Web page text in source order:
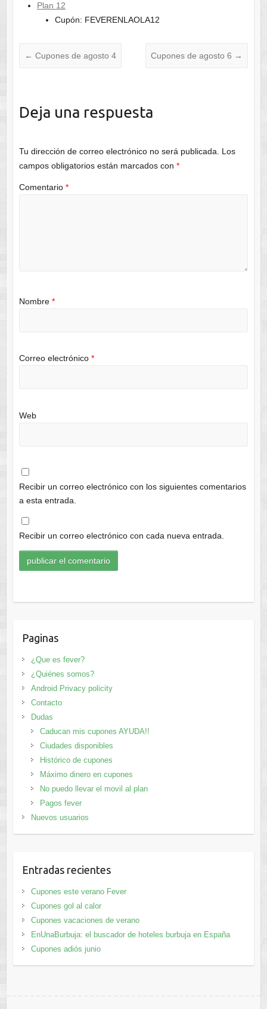
Plan 12
Cupón: FEVERENLAOLA12
← Cupones de agosto 4 Cupones de agosto 6 →
Deja una respuesta
Tu dirección de correo electrónico no será publicada. Los
campos obligatorios están marcados con *
Comentario *
Nombre *
Correo electrónico *
Web
Recibir un correo electrónico con los siguientes comentarios
a esta entrada.
Recibir un correo electrónico con cada nueva entrada.
Paginas
¿Que es fever?
¿Quiénes somos?
Android Privacy policity
Contacto
Dudas
Caducan mis cupones AYUDA!!
Ciudades disponibles
Histórico de cupones
Máximo dinero en cupones
No puedo llevar el movil al plan
Pagos fever
Nuevos usuarios
Entradas recientes
Cupones este verano Fever
Cupones gol al calor
Cupones vacaciones de verano
EnUnaBurbuja: el buscador de hoteles burbuja en España
Cupones adiós junio